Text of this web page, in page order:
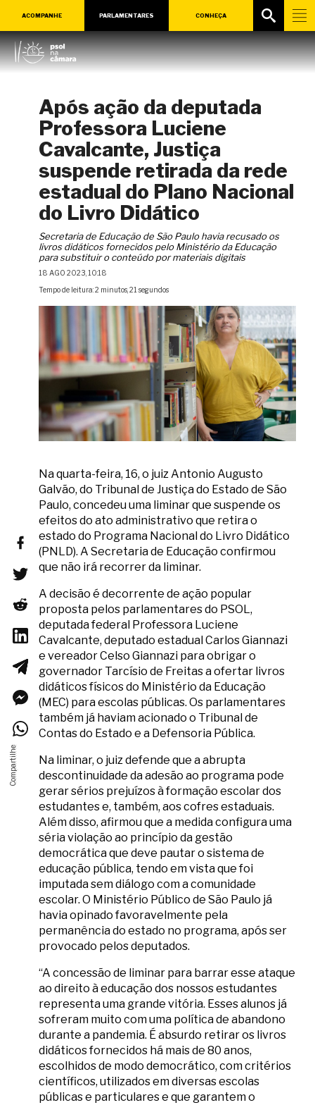
ACOMPANHE PARLAMENTARES CONHEÇA
Após ação da deputada
Professora Luciene
Cavalcante, Justiça
suspende retirada da rede
estadual do Plano Nacional
do Livro Didático
Secretaria de Educação de São Paulo havia recusado os
livros didáticos fornecidos pelo Ministério da Educação
para substituir o conteúdo por materiais digitais
18 AGO 2023, 10:18
Tempo de leitura: 2 minutos, 21 segundos
Na quarta-feira, 16, o juiz Antonio Augusto
Galvão, do Tribunal de Justiça do Estado de São
Paulo, concedeu uma liminar que suspende os
efeitos do ato administrativo que retira o
estado do Programa Nacional do Livro Didático
(PNLD). A Secretaria de Educação confirmou
que não irá recorrer da liminar.
A decisão é decorrente de ação popular
proposta pelos parlamentares do PSOL,
deputada federal Professora Luciene
Cavalcante, deputado estadual Carlos Giannazi
e vereador Celso Giannazi para obrigar o
governador Tarcísio de Freitas a ofertar livros
didáticos físicos do Ministério da Educação
(MEC) para escolas públicas. Os parlamentares
também já haviam acionado o Tribunal de
Contas do Estado e a Defensoria Pública.
Na liminar, o juiz defende que a abrupta
descontinuidade da adesão ao programa pode
gerar sérios prejuízos à formação escolar dos
estudantes e, também, aos cofres estaduais.
Além disso, afirmou que a medida configura uma
séria violação ao princípio da gestão
democrática que deve pautar o sistema de
educação pública, tendo em vista que foi
imputada sem diálogo com a comunidade
escolar. O Ministério Público de São Paulo já
havia opinado favoravelmente pela
permanência do estado no programa, após ser
provocado pelos deputados.
“A concessão de liminar para barrar esse ataque
ao direito à educação dos nossos estudantes
representa uma grande vitória. Esses alunos já
sofreram muito com uma política de abandono
durante a pandemia. É absurdo retirar os livros
didáticos fornecidos há mais de 80 anos,
escolhidos de modo democrático, com critérios
científicos, utilizados em diversas escolas
públicas e particulares e que garantem o